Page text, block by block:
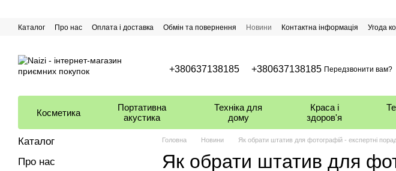
Каталог Про нас Оплата і доставка Обмін та повернення Новини Контактна інформація Угода
+380637138185 +380637138185 Передзвонити вам?
Косметика
Портативна
акустика
Техніка для
дому
Краса і
здоров'я
Головна Новини Як обрати штатив для фотографій - експертні
Як обрати штатив для
Каталог
Про нас